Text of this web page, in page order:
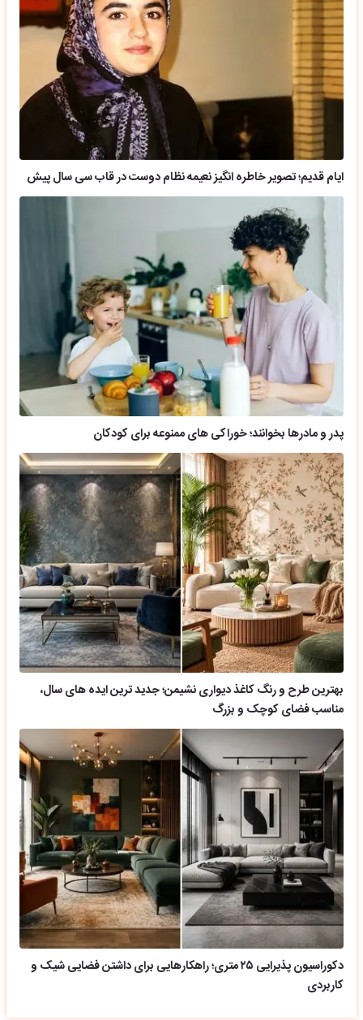
ایام قدیم؛ تصویر خاطره انگیز نعیمه نظام دوست در قاب سی سال پیش
پدر و مادرها بخوانند؛ خوراکی های ممنوعه برای کودکان
بهترین طرح و رنگ کاغذ دیواری نشیمن؛ جدید ترین ایده های سال،
مناسب فضای کوچک و بزرگ
دکوراسیون پذیرایی ۲۵ متری؛ راهکارهایی برای داشتن فضایی شیک و
کاربردی